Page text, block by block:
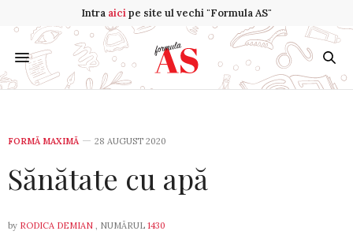
Intra aicipe site ul vechi "Formula AS"
FORMĂ MAXIMĂ 28 AUGUST 2020
Sănătate cu apă
by RODICA DEMIAN , NUMĂRUL 1430